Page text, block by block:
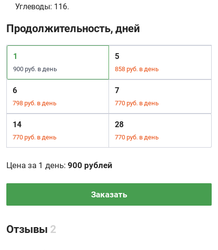
Углеводы: 116.
Продолжительность, дней
1
900 руб. в день
5
858 руб. в день
6
798 руб. в день
7
770 руб. в день
14
770 руб. в день
28
770 руб. в день
Цена за 1 день:900 рублей
Заказать
Отзывы 2